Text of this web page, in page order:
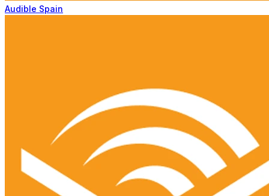
Audible Spain